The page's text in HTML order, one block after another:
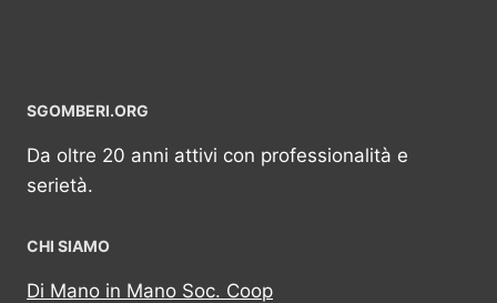
SGOMBERI.ORG
Da oltre 20 anni attivi con professionalità e
serietà.
CHI SIAMO
Di Mano in Mano Soc. Coop